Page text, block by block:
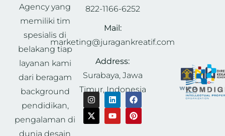
Agency yang
memiliki tim
spesialis di
belakang tiap
layanan kami
dari beragam
background
pendidikan,
pengalaman di
dunia desain
822-1166-6252
Mail:
marketing@juragankreatif.com
Address:
Surabaya, Jawa
Timur, Indonesia